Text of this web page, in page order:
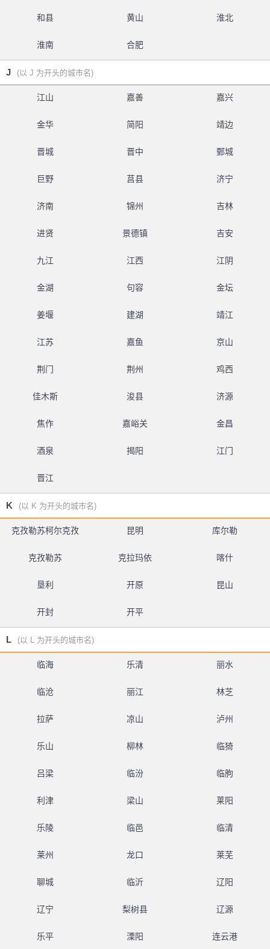
和县 黄山 淮北
淮南 合肥
J (以 J 为开头的城市名)
江山 嘉善 嘉兴
金华 简阳 靖边
晋城 晋中 鄄城
巨野 莒县 济宁
济南 锦州 吉林
进贤 景德镇 吉安
九江 江西 江阴
金湖 句容 金坛
姜堰 建湖 靖江
江苏 嘉鱼 京山
荆门 荆州 鸡西
佳木斯 浚县 济源
焦作 嘉峪关 金昌
酒泉 揭阳 江门
晋江
K (以 K 为开头的城市名)
克孜勒苏柯尔克孜 昆明 库尔勒
克孜勒苏 克拉玛依 喀什
垦利 开原 昆山
开封 开平
L (以 L 为开头的城市名)
临海 乐清 丽水
临沧 丽江 林芝
拉萨 凉山 泸州
乐山 柳林 临猗
吕梁 临汾 临朐
利津 梁山 莱阳
乐陵 临邑 临清
莱州 龙口 莱芜
聊城 临沂 辽阳
辽宁 梨树县 辽源
乐平 溧阳 连云港